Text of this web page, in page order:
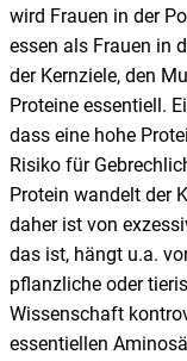
wird Frauen in der
essen als Frauen in
der Kernziele, den
Proteine essentiell.
dass eine hohe
Risiko für
Protein wandelt der
daher ist von
das ist, hängt u.a.
pflanzliche oder
Wissenschaft
essentiellen